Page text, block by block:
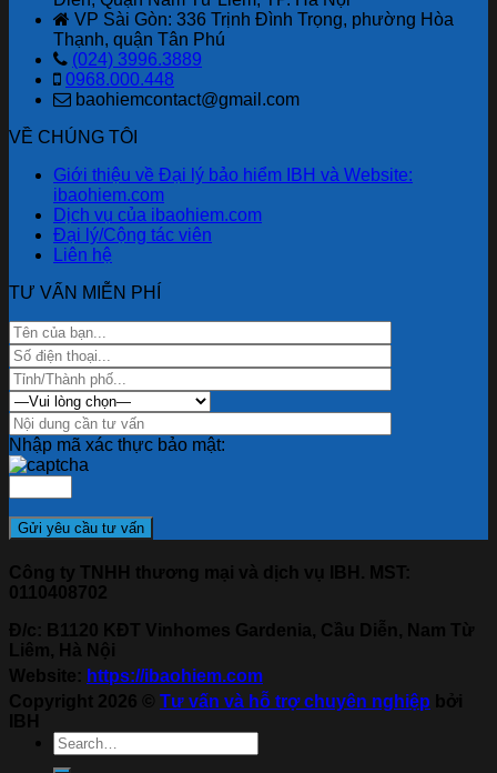
nhất
đãi
lên
tỷ
dịp
80
quốc
Chắn
Số”
Trong
Thời
Đại
Lừa
Đảo
Công
Nghệ
Cao
VP Sài Gòn: 336 Trịnh Đình Trọng, phường Hòa
Thạnh, quận Tân Phú
(024) 3996.3889
0968.000.448
baohiemcontact@gmail.com
VỀ CHÚNG TÔI
Giới thiệu về Đại lý bảo hiểm IBH và Website:
ibaohiem.com
Dịch vụ của ibaohiem.com
Đại lý/Cộng tác viên
Liên hệ
TƯ VẤN MIỄN PHÍ
Nhập mã xác thực bảo mật:
Công ty TNHH thương mại và dịch vụ IBH. MST:
0110408702
Đ/c: B1120 KĐT Vinhomes Gardenia, Cầu Diễn, Nam Từ
Liêm, Hà Nội
Website: https://ibaohiem.com
Copyright 2026 © Tư vấn và hỗ trợ chuyên nghiệp bởi
IBH